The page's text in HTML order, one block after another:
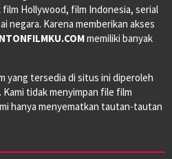
Hollywood, film Indonesia, serial
negara. Karena memberikan akses
memiliki banyak
yang tersedia di situs ini diperoleh
tidak menyimpan file film
hanya menyematkan tautan-tautan